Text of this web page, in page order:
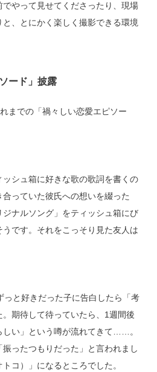
でやって見せてくださったり、現場
、とにかく楽しく撮影できる環境
ード」披露
までの「禍々しい恋愛エピソー
シュ箱に好きな歌の歌詞を書くの
っていた彼氏への想いを綴った
ジナルソング」をティッシュ箱にび
です。それをこっそり見た友人は
っと好きだった子に告白したら「考
期待して待っていたら、1週間後
しい」という噂が流れてきて……。
ったつもりだった」と言われまし
コ）」になるところでした。